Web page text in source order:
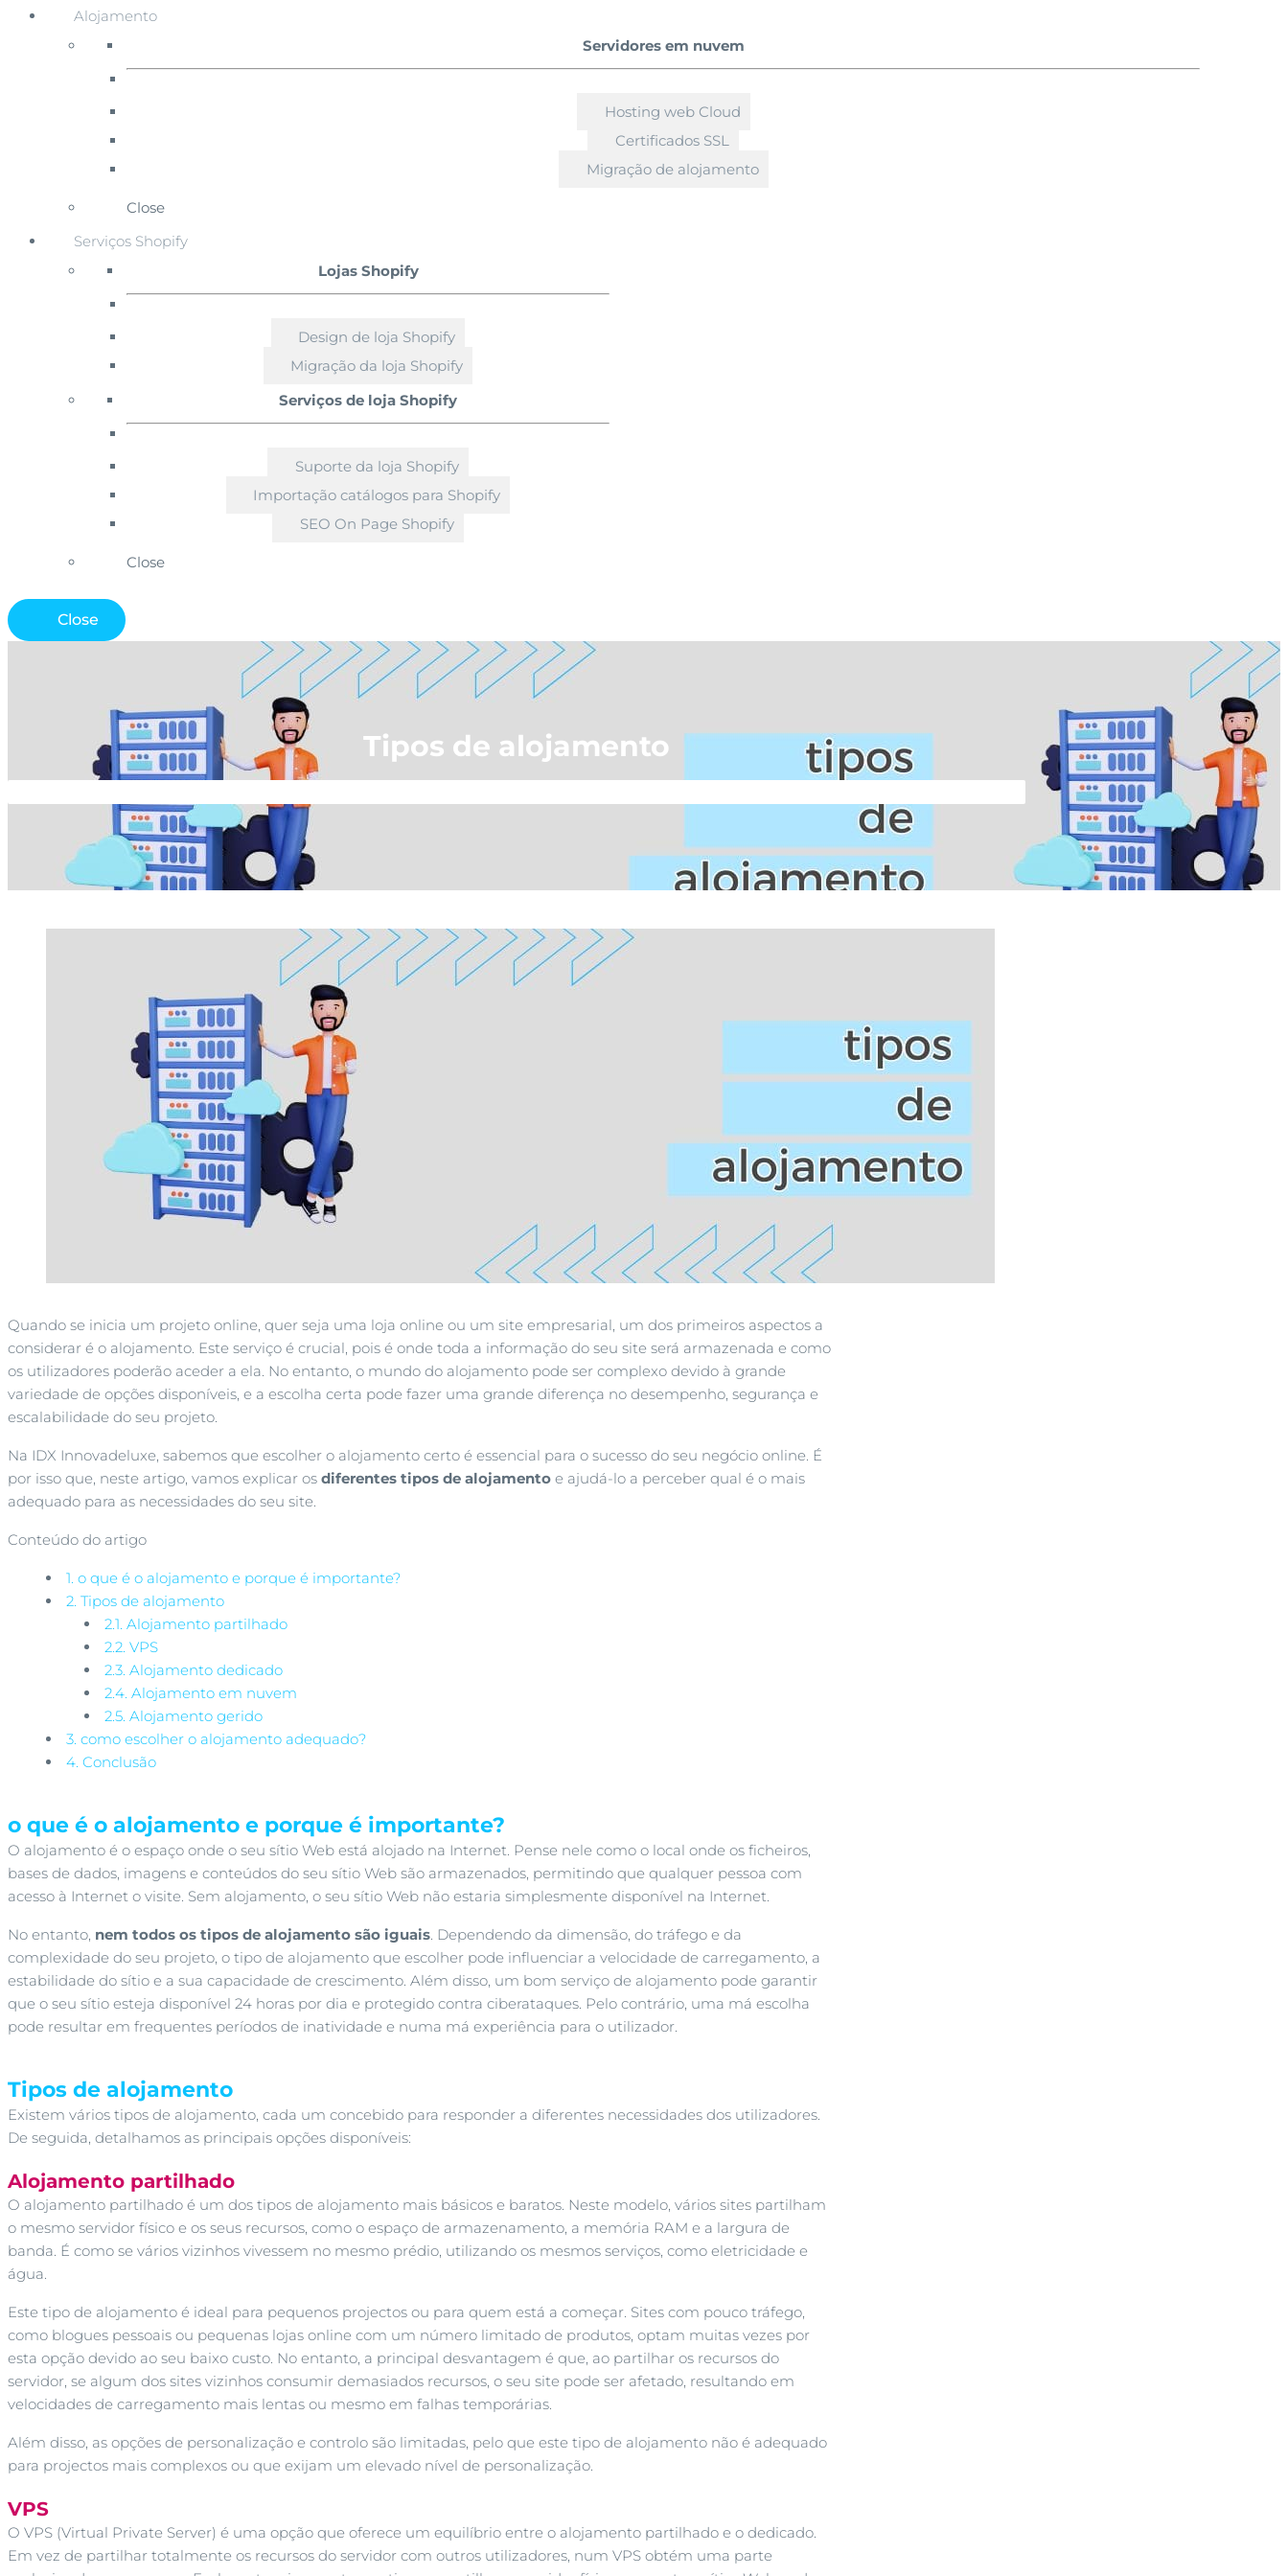
Alojamento
Servidores em nuvem
Hosting web Cloud
Certificados SSL
Migração de alojamento
Close
Serviços Shopify
Lojas Shopify
Design de loja Shopify
Migração da loja Shopify
Serviços de loja Shopify
Suporte da loja Shopify
Importação catálogos para Shopify
SEO On Page Shopify
Close
Close
Tipos de alojamento
Quando se inicia um projeto online, quer seja uma loja online ou um site empresarial, um dos primeiros aspectos a
considerar é o alojamento. Este serviço é crucial, pois é onde toda a informação do seu site será armazenada e como
os utilizadores poderão aceder a ela. No entanto, o mundo do alojamento pode ser complexo devido à grande
variedade de opções disponíveis, e a escolha certa pode fazer uma grande diferença no desempenho, segurança e
escalabilidade do seu projeto.
Na IDX Innovadeluxe, sabemos que escolher o alojamento certo é essencial para o sucesso do seu negócio online. É
por isso que, neste artigo, vamos explicar os diferentes tipos de alojamento e ajudá-lo a perceber qual é o mais
adequado para as necessidades do seu site.
Conteúdo do artigo
1. o que é o alojamento e porque é importante?
2. Tipos de alojamento
2.1. Alojamento partilhado
2.2. VPS
2.3. Alojamento dedicado
2.4. Alojamento em nuvem
2.5. Alojamento gerido
3. como escolher o alojamento adequado?
4. Conclusão
o que é o alojamento e porque é importante?
O alojamento é o espaço onde o seu sítio Web está alojado na Internet. Pense nele como o local onde os ficheiros,
bases de dados, imagens e conteúdos do seu sítio Web são armazenados, permitindo que qualquer pessoa com
acesso à Internet o visite. Sem alojamento, o seu sítio Web não estaria simplesmente disponível na Internet.
No entanto, nem todos os tipos de alojamento são iguais. Dependendo da dimensão, do tráfego e da
complexidade do seu projeto, o tipo de alojamento que escolher pode influenciar a velocidade de carregamento, a
estabilidade do sítio e a sua capacidade de crescimento. Além disso, um bom serviço de alojamento pode garantir
que o seu sítio esteja disponível 24 horas por dia e protegido contra ciberataques. Pelo contrário, uma má escolha
pode resultar em frequentes períodos de inatividade e numa má experiência para o utilizador.
Tipos de alojamento
Existem vários tipos de alojamento, cada um concebido para responder a diferentes necessidades dos utilizadores.
De seguida, detalhamos as principais opções disponíveis:
Alojamento partilhado
O alojamento partilhado é um dos tipos de alojamento mais básicos e baratos. Neste modelo, vários sites partilham
o mesmo servidor físico e os seus recursos, como o espaço de armazenamento, a memória RAM e a largura de
banda. É como se vários vizinhos vivessem no mesmo prédio, utilizando os mesmos serviços, como eletricidade e
água.
Este tipo de alojamento é ideal para pequenos projectos ou para quem está a começar. Sites com pouco tráfego,
como blogues pessoais ou pequenas lojas online com um número limitado de produtos, optam muitas vezes por
esta opção devido ao seu baixo custo. No entanto, a principal desvantagem é que, ao partilhar os recursos do
servidor, se algum dos sites vizinhos consumir demasiados recursos, o seu site pode ser afetado, resultando em
velocidades de carregamento mais lentas ou mesmo em falhas temporárias.
Além disso, as opções de personalização e controlo são limitadas, pelo que este tipo de alojamento não é adequado
para projectos mais complexos ou que exijam um elevado nível de personalização.
VPS
O VPS (Virtual Private Server) é uma opção que oferece um equilíbrio entre o alojamento partilhado e o dedicado.
Em vez de partilhar totalmente os recursos do servidor com outros utilizadores, num VPS obtém uma parte